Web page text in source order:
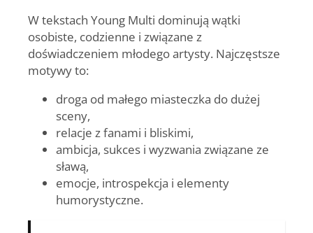
W tekstach Young Multi dominują wątki
osobiste, codzienne i związane z
doświadczeniem młodego artysty. Najczęstsze
motywy to:
droga od małego miasteczka do dużej
sceny,
relacje z fanami i bliskimi,
ambicja, sukces i wyzwania związane ze
sławą,
emocje, introspekcja i elementy
humorystyczne.